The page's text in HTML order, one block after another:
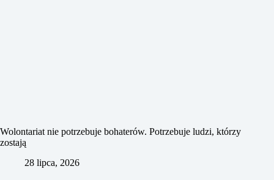
Wolontariat nie potrzebuje bohaterów. Potrzebuje ludzi, którzy
zostają
28 lipca, 2026